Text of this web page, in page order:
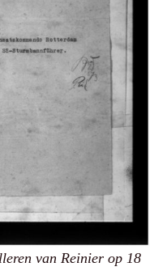
van Reinier op 18